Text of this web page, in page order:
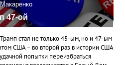
47-ой
стал не только 45-ым, но и 47-ым
США – во второй раз в истории США
попытки переизбраться